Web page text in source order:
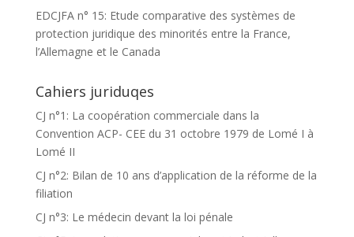
EDCJFA n° 15: Etude comparative des systèmes de
protection juridique des minorités entre la France,
l’Allemagne et le Canada
Cahiers juriduqes
CJ n°1: La coopération commerciale dans la
Convention ACP- CEE du 31 octobre 1979 de Lomé I à
Lomé II
CJ n°2: Bilan de 10 ans d’application de la réforme de la
filiation
CJ n°3: Le médecin devant la loi pénale